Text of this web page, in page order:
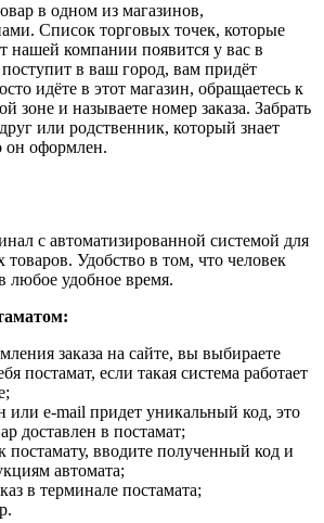
в одном из магазинов,
Список торговых точек, которые
нашей компании появится у вас в
поступит в ваш город, вам придёт
идёте в этот магазин, обращаетесь к
зоне и называете номер заказа. Забрать
или родственник, который знает
он оформлен.
с автоматизированной системой для
товаров. Удобство в том, что человек
любое удобное время.
заказа на сайте, вы выбираете
постамат, если такая система работает
или e-mail придет уникальный код, это
доставлен в постамат;
постамату, вводите полученный код и
автомата;
в терминале постамата;